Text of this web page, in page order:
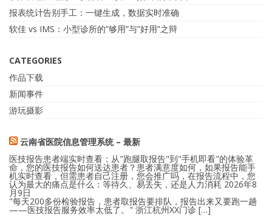
报表统计告别手工：一键生成，数据实时准确
软佳 vs IMS：小型诊所的”够用”与”好用”之辩
CATEGORIES
作品下载
新闻事件
游玩摄影
云南省医院信息管理系统 – 最新
医技报告患者端实时查看：从"跑腿取报告"到"手机即看"的体验革
命，您的医技报告如何送达患者？患者满意度如何，如果报告能手
机实时查看，但需患者自己注册，您会推广吗，在报告流程中，您
认为最大的痛点是什么：等待久、易丢失，还是人力消耗 2026年8
月9日
"每天200多份检验报告，患者取报告要排队，报告出来又要跑一趟
——医技报告服务效率太低了。" 浙江杭州XX门诊 […]